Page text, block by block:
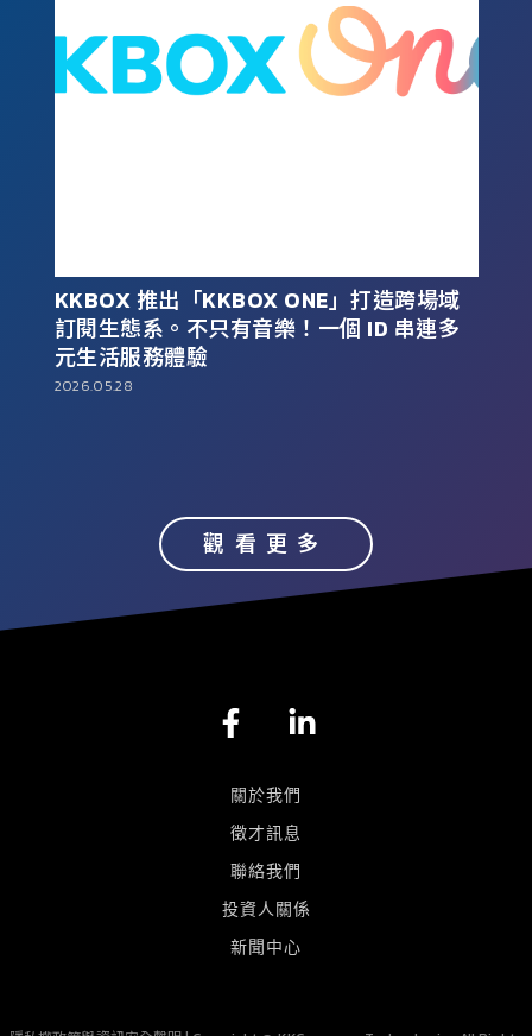
」打造跨場域
個 ID 串連多
第 21 屆 KKBOX 風雲榜演唱會 6/
巨蛋重磅登場！風雲大使、主持
大風雲歌手同步揭曉。整合內容
觀看更多
F
a
e
b
o
o
k
-
L
i
n
-
關於我們
徵才訊息
聯絡我們
投資人關係
新聞中心